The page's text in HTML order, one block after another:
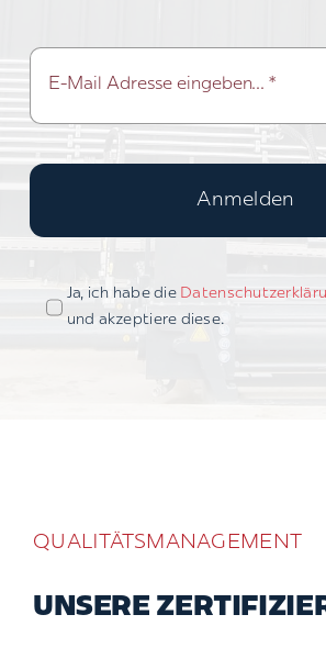
Anmelden
Ja, ich habe die
und akzeptiere diese.
QUALITÄTSMANAGEMENT
UNSERE